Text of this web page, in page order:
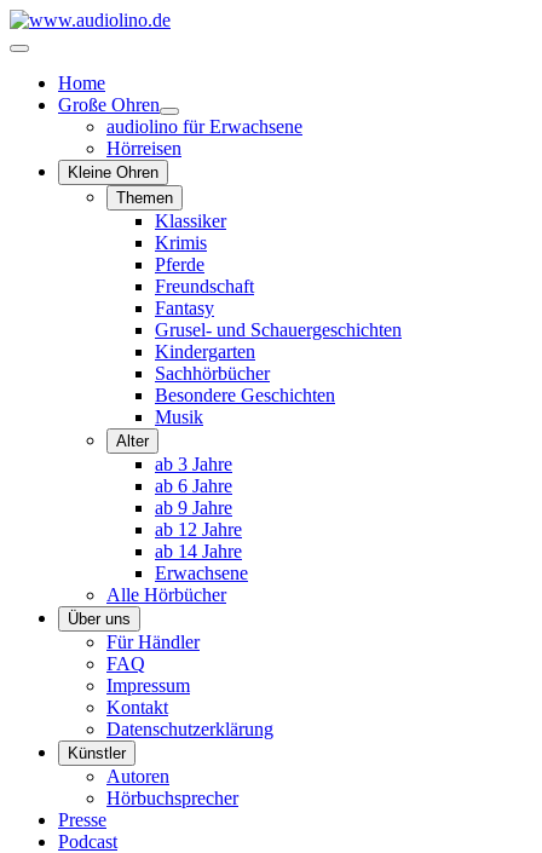
Home
Große Ohren
audiolino für Erwachsene
Hörreisen
Kleine Ohren
Themen
Klassiker
Krimis
Pferde
Freundschaft
Fantasy
Grusel- und Schauergeschichten
Kindergarten
Sachhörbücher
Besondere Geschichten
Musik
Alter
ab 3 Jahre
ab 6 Jahre
ab 9 Jahre
ab 12 Jahre
ab 14 Jahre
Erwachsene
Alle Hörbücher
Über uns
Für Händler
FAQ
Impressum
Kontakt
Datenschutzerklärung
Künstler
Autoren
Hörbuchsprecher
Presse
Podcast